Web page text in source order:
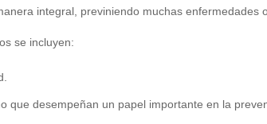
integral, previniendo muchas enfermedades
se incluyen:
que desempeñan un papel importante en la